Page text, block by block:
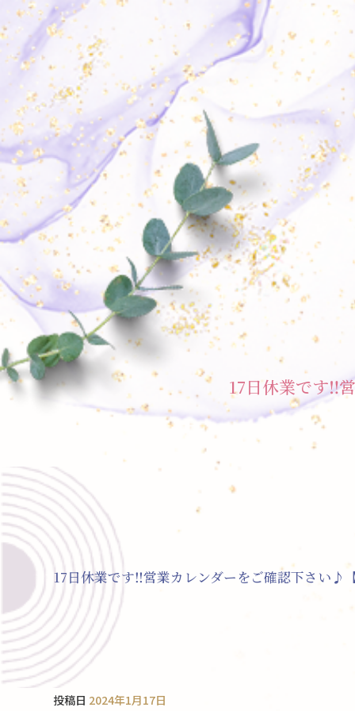
17日休業です‼︎
17日休業です‼︎営業カレンダーをご確認下さい♪
投稿日 2024年1月17日